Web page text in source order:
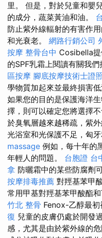
里。 但是，對於兒童和嬰
的成分，蔬菜黃油和油。
防止紫外線輻射的有害作
和光衰老。 網路行銷公司
按摩 整骨台中 Cosibella
的SPF乳霜上閱讀有關我
區按摩 腳底按摩技術士證
學物質加起來並最終損害低
如果您的目的是保護海洋
擇，則可以確定您將選擇
於臭氧層越來越稀疏，紫
光浴室和光保護不足，匈
massage 例如，每十年的
年輕人的問題。 台胞證 台
拿 防曬霜中的某些防腐劑
按摩排毒推薦 對羥基苯甲
常用甲基對羥基苯甲酸酯
竹北 整骨 Fenox-乙醇最初
復 兒童的皮膚仍處於開發
感，尤其是由於紫外線的